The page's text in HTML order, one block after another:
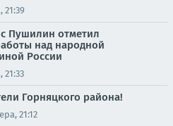
21:39
Пушилин отметил
над народной
России
21:33
Горняцкого района!
21:12